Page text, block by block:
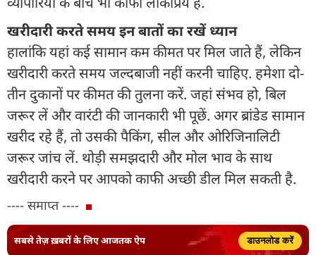
खरीदारी करते समय इन बातों का रखें ध्यान
हालांकि यहां कई सामान कम कीमत पर मिल जाते हैं, लेकिन
खरीदारी करते समय जल्दबाजी नहीं करनी चाहिए. हमेशा दो-
तीन दुकानों पर कीमत की तुलना करें. जहां संभव हो, बिल
जरूर लें और वारंटी की जानकारी भी पूछें. अगर ब्रांडेड सामान
खरीद रहे हैं, तो उसकी पैकिंग, सील और ओरिजिनालिटी
जरूर जांच लें. थोड़ी समझदारी और मोल भाव के साथ
खरीदारी करने पर आपको काफी अच्छी डील मिल सकती है.
---- समाप्त ----
सबसे तेज़ ख़बरों के लिए आजतक ऐप डाउनलोड करें